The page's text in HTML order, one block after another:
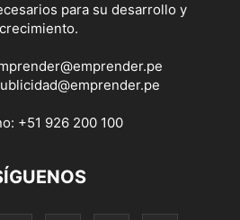
para su desarrollo y
crecimiento.
+51 926 200 100